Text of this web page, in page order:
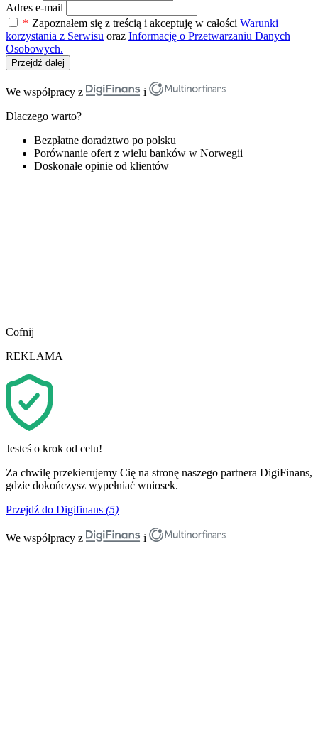
Adres e-mail
* Zapoznałem się z treścią i akceptuję w całości Warunki
korzystania z Serwisu oraz Informację o Przetwarzaniu Danych
Osobowych.
Przejdź dalej
We współpracy z
i
Dlaczego warto?
Bezpłatne doradztwo po polsku
Porównanie ofert z wielu banków w Norwegii
Doskonałe opinie od klientów
Cofnij
REKLAMA
Jesteś o krok od celu!
Za chwilę przekierujemy Cię na stronę naszego partnera DigiFinans,
gdzie dokończysz wypełniać wniosek.
Przejdź do Digifinans (5)
We współpracy z i